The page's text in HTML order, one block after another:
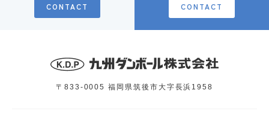
CONTACT CONTACT
〒833-0005 福岡県筑後市大字長浜1958